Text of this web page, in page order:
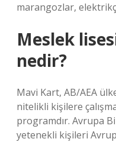
marangozlar,
Meslek
nedir?
Mavi Kart, AB/AEA
nitelikli kişilere
programdır. Avrupa
yetenekli kişileri